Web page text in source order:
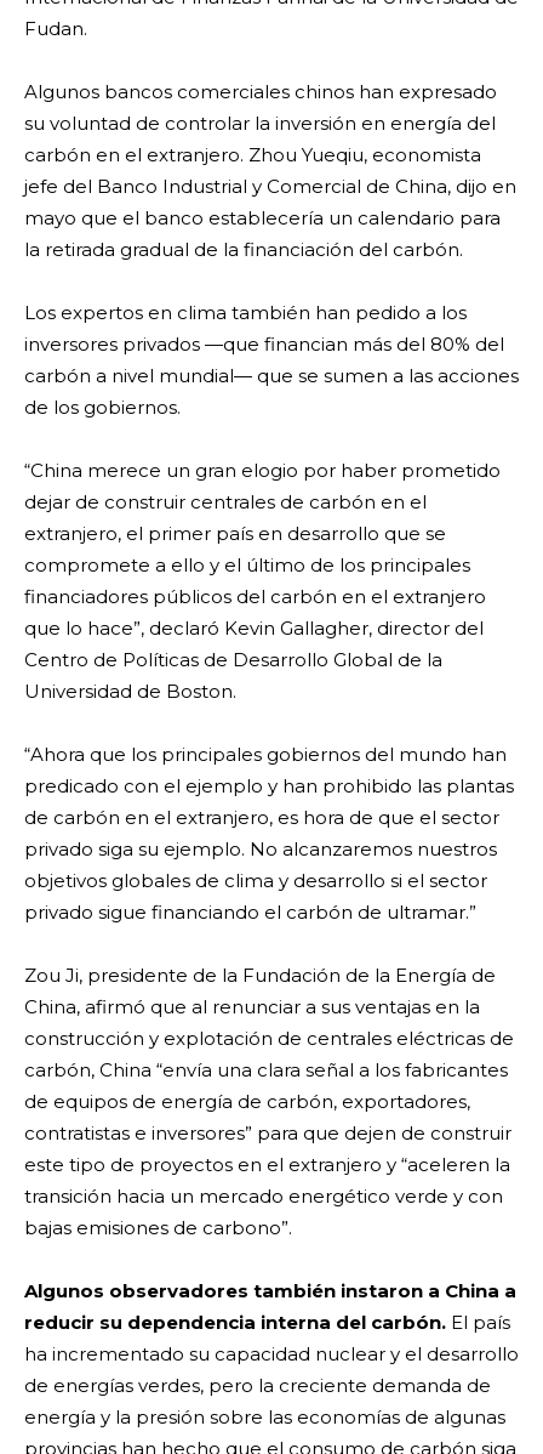
Fudan.
Algunos bancos comerciales chinos han expresado
su voluntad de controlar la inversión en energía del
carbón en el extranjero. Zhou Yueqiu, economista
jefe del Banco Industrial y Comercial de China, dijo en
mayo que el banco establecería un calendario para
la retirada gradual de la financiación del carbón.
Los expertos en clima también han pedido a los
inversores privados —que financian más del 80% del
carbón a nivel mundial— que se sumen a las acciones
de los gobiernos.
“China merece un gran elogio por haber prometido
dejar de construir centrales de carbón en el
extranjero, el primer país en desarrollo que se
compromete a ello y el último de los principales
financiadores públicos del carbón en el extranjero
que lo hace”, declaró Kevin Gallagher, director del
Centro de Políticas de Desarrollo Global de la
Universidad de Boston.
“Ahora que los principales gobiernos del mundo han
predicado con el ejemplo y han prohibido las plantas
de carbón en el extranjero, es hora de que el sector
privado siga su ejemplo. No alcanzaremos nuestros
objetivos globales de clima y desarrollo si el sector
privado sigue financiando el carbón de ultramar.”
Zou Ji, presidente de la Fundación de la Energía de
China, afirmó que al renunciar a sus ventajas en la
construcción y explotación de centrales eléctricas de
carbón, China “envía una clara señal a los fabricantes
de equipos de energía de carbón, exportadores,
contratistas e inversores” para que dejen de construir
este tipo de proyectos en el extranjero y “aceleren la
transición hacia un mercado energético verde y con
bajas emisiones de carbono”.
Algunos observadores también instaron a China a
reducir su dependencia interna del carbón. El país
ha incrementado su capacidad nuclear y el desarrollo
de energías verdes, pero la creciente demanda de
energía y la presión sobre las economías de algunas
provincias han hecho que el consumo de carbón siga